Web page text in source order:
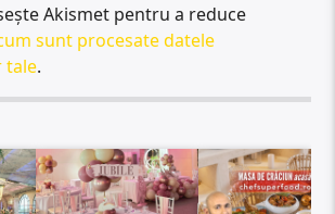
Akismet pentru a reduce
sunt procesate datele
tale.